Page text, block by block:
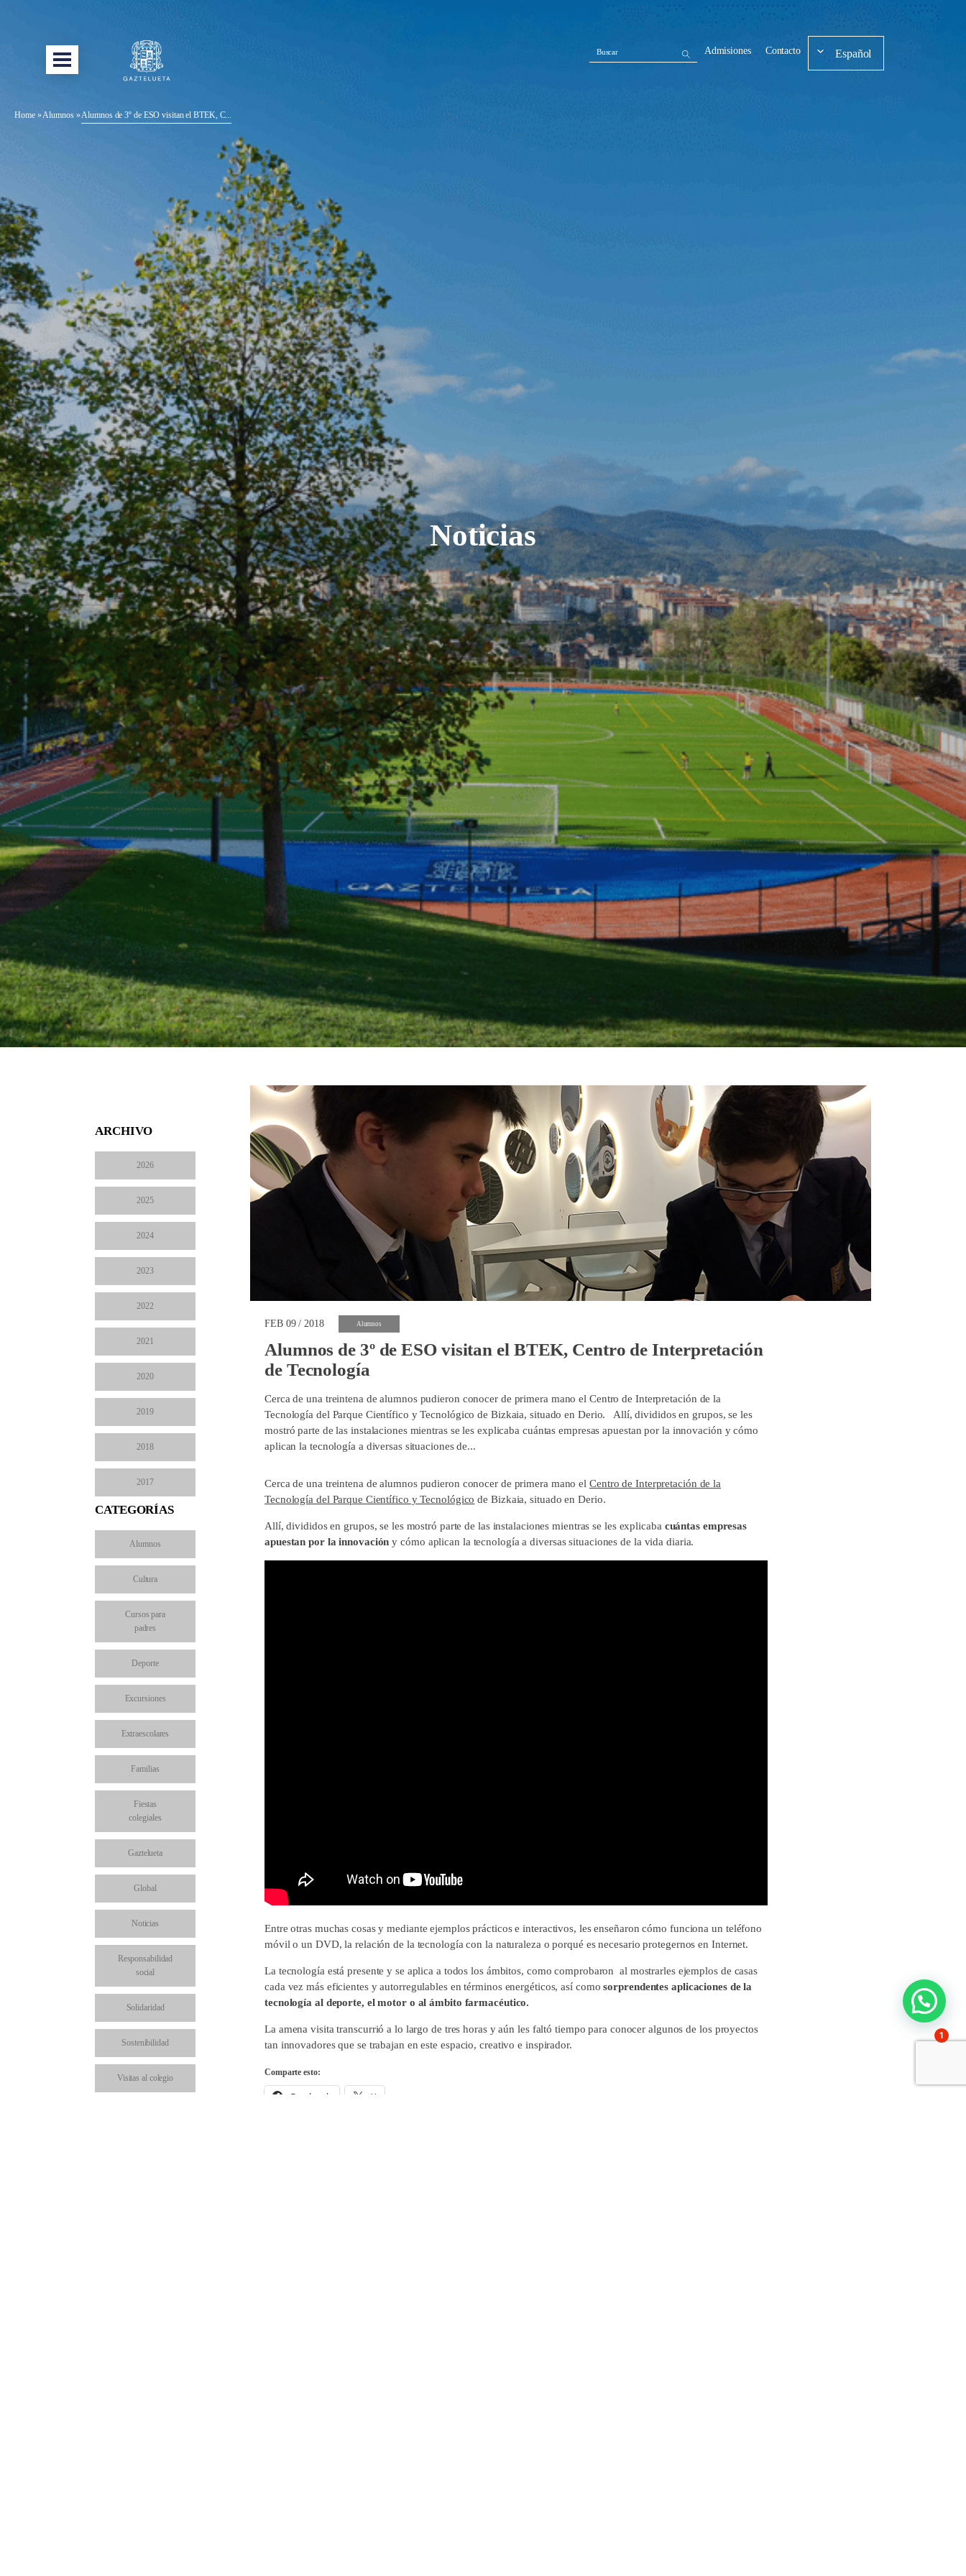
Home»Alumnos»Alumnos de 3º de ESO visitan el BTEK, C...
Buscar Admisiones Contacto Español
Noticias
ARCHIVO
2026
2025
2024
2023
2022
2021
2020
2019
2018
2017
CATEGORÍAS
Alumnos
Cultura
Cursos para
padres
Deporte
Excursiones
Extraescolares
Familias
Fiestas
colegiales
Gaztelueta
Global
Noticias
Responsabilidad
social
Solidaridad
Sostenibilidad
Visitas al colegio
FEB 09 / 2018 Alumnos
Alumnos de 3º de ESO visitan el BTEK, Centro de Interpretación
de Tecnología
Cerca de una treintena de alumnos pudieron conocer de primera mano el Centro de Interpretación de la
Tecnología del Parque Científico y Tecnológico de Bizkaia, situado en Derio. Allí, divididos en grupos, se les
mostró parte de las instalaciones mientras se les explicaba cuántas empresas apuestan por la innovación y cómo
aplican la tecnología a diversas situaciones de...
Cerca de una treintena de alumnos pudieron conocer de primera mano el Centro de Interpretación de la
Tecnología del Parque Científico y Tecnológico de Bizkaia, situado en Derio.
Allí, divididos en grupos, se les mostró parte de las instalaciones mientras se les explicaba cuántas empresas
apuestan por la innovación y cómo aplican la tecnología a diversas situaciones de la vida diaria.
Entre otras muchas cosas y mediante ejemplos prácticos e interactivos, les enseñaron cómo funciona un teléfono
móvil o un DVD, la relación de la tecnología con la naturaleza o porqué es necesario protegernos en Internet.
La tecnología está presente y se aplica a todos los ámbitos, como comprobaron al mostrarles ejemplos de casas
cada vez más eficientes y autorregulables en términos energéticos, así comosorprendentes aplicaciones de la
tecnología al deporte, el motor o al ámbito farmacéutico.
La amena visita transcurrió a lo largo de tres horas y aún les faltó tiempo para conocer algunos de los proyectos
tan innovadores que se trabajan en este espacio, creativo e inspirador.
Comparte esto:
Facebook X
1